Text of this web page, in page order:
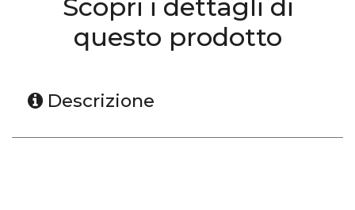
Scopri i dettagli di
questo prodotto
Descrizione